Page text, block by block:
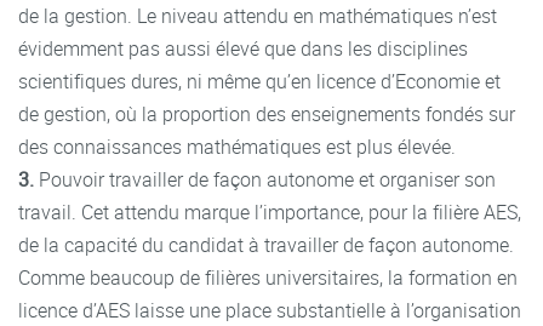
de la gestion. Le niveau attendu en mathématiques n’est
évidemment pas aussi élevé que dans les disciplines
scientifiques dures, ni même qu’en licence d’Economie et
de gestion, où la proportion des enseignements fondés sur
des connaissances mathématiques est plus élevée.
3. Pouvoir travailler de façon autonome et organiser son
travail. Cet attendu marque l’importance, pour la filière AES,
de la capacité du candidat à travailler de façon autonome.
Comme beaucoup de filières universitaires, la formation en
licence d’AES laisse une place substantielle à l’organisation